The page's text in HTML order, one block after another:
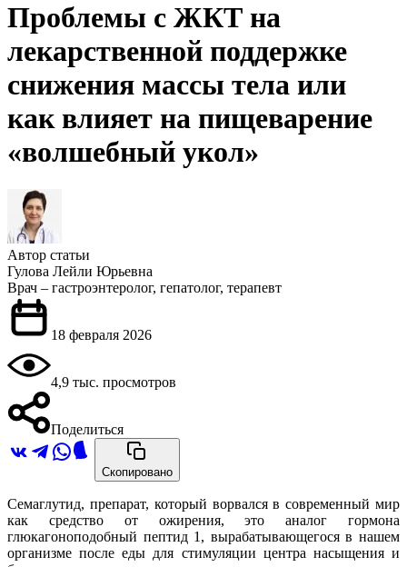
Проблемы с ЖКТ на
лекарственной поддержке
снижения массы тела или
как влияет на пищеварение
«волшебный укол»
Автор статьи
Гулова Лейли Юрьевна
Врач – гастроэнтеролог, гепатолог, терапевт
18 февраля 2026
4,9 тыс. просмотров
Поделиться
Скопировано
Семаглутид, препарат, который ворвался в современный мир
как средство от ожирения, это аналог гормона
глюкагоноподобный пептид 1, вырабатывающегося в нашем
организме после еды для стимуляции центра насыщения и